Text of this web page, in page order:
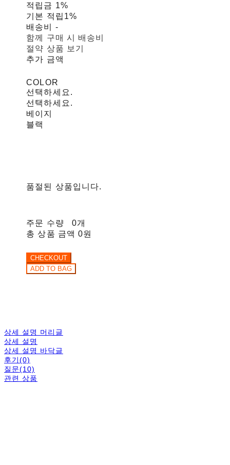
적립금 1%
기본 적립 1%
배송비 -
함께 구매 시 배송비
절약 상품 보기
추가 금액
COLOR
선택하세요.
선택하세요.
베이지
블랙
품절된 상품입니다.
주문 수량
0개
총 상품 금액 0원
상세 설명 머리글
상세 설명
상세 설명 바닥글
후기(0)
질문(10)
관련 상품